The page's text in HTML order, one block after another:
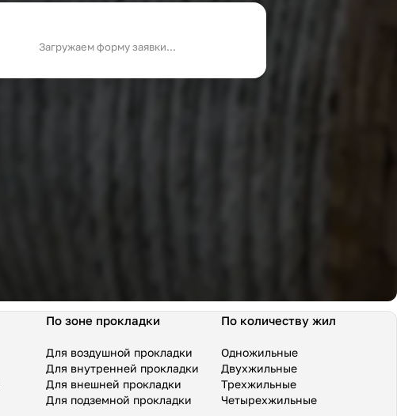
Загружаем форму заявки...
По зоне прокладки
Для воздушной прокладки
Для внутренней прокладки
Для внешней прокладки
Для подземной прокладки
По количеству жил
Одножильные
Двухжильные
Трехжильные
Четырехжильные